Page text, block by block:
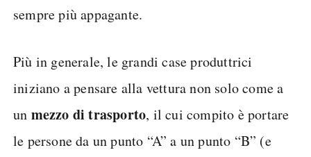
sempre più appagante.
Più in generale, le grandi case produttrici
iniziano a pensare alla vettura non solo come a
un mezzo di trasporto, il cui compito è portare
le persone da un punto “A” a un punto “B” (e